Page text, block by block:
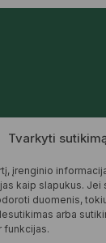
Tvarkyti
įrenginio
kaip slapukus. Jei
duomenis,
arba
funkcijas.
apie šeimą, jaukius
draugiškos tiek
SKAITYTI